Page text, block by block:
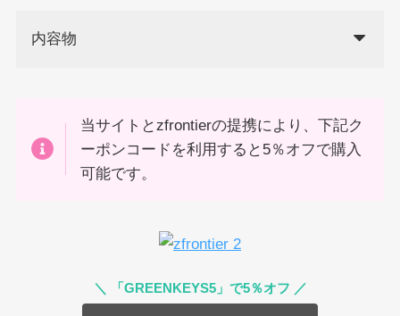
内容物
当サイトとzfrontierの提携により、下記ク
ーポンコードを利用すると5％オフで購入
可能です。
＼ 「GREENKEYS5」で5％オフ ／